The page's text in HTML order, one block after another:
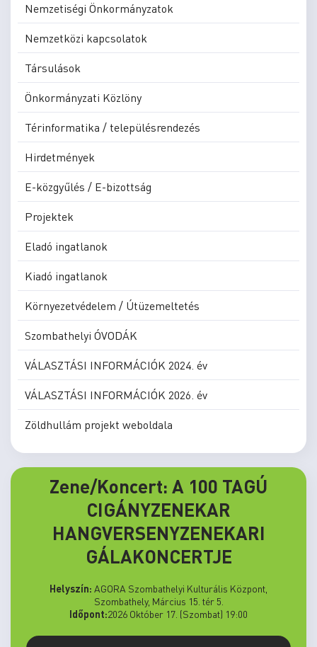
Nemzetiségi Önkormányzatok
Nemzetközi kapcsolatok
Társulások
Önkormányzati Közlöny
Térinformatika / településrendezés
Hirdetmények
E-közgyűlés / E-bizottság
Projektek
Eladó ingatlanok
Kiadó ingatlanok
Környezetvédelem / Útüzemeltetés
Szombathelyi ÓVODÁK
VÁLASZTÁSI INFORMÁCIÓK 2024. év
VÁLASZTÁSI INFORMÁCIÓK 2026. év
Zöldhullám projekt weboldala
Zene/Koncert: A 100 TAGÚ
CIGÁNYZENEKAR
HANGVERSENYZENEKARI
GÁLAKONCERTJE
Helyszín: AGORA Szombathelyi Kulturális Központ,
Szombathely, Március 15. tér 5.
Időpont:2026 Október 17. (Szombat) 19:00